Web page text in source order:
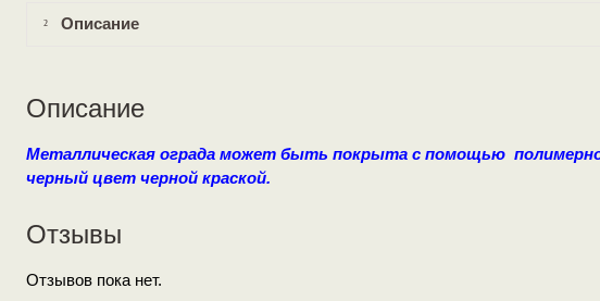
Описание
Описание
Металлическая ограда может быть покрыта с помощью
черный цвет черной краской.
Отзывы
Отзывов пока нет.